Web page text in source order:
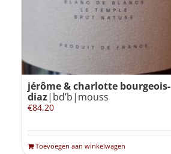
jérôme & charlotte bourgeois-
diaz|bd’b|mouss
€84,20
Toevoegen aan winkelwagen